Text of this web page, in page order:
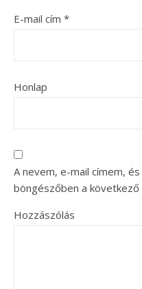
E-mail cím *
Honlap
A nevem, e-mail címem,
böngészőben a következő
Hozzászólás